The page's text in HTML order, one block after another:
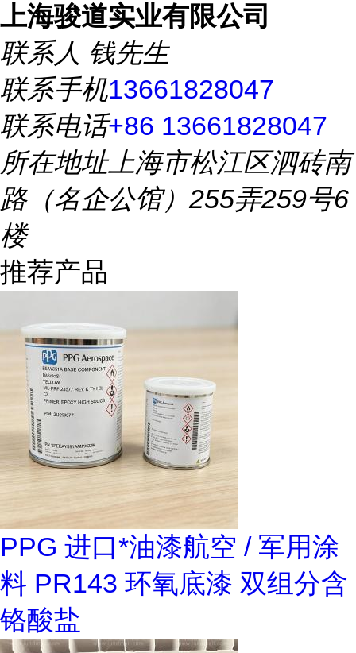
上海骏道实业有限公司
联系人 钱先生
联系手机13661828047
联系电话+86 13661828047
所在地址上海市松江区泗砖南
路（名企公馆）255弄259号6
楼
推荐产品
PPG 进口*油漆航空 / 军用涂
料 PR143 环氧底漆 双组分含
铬酸盐